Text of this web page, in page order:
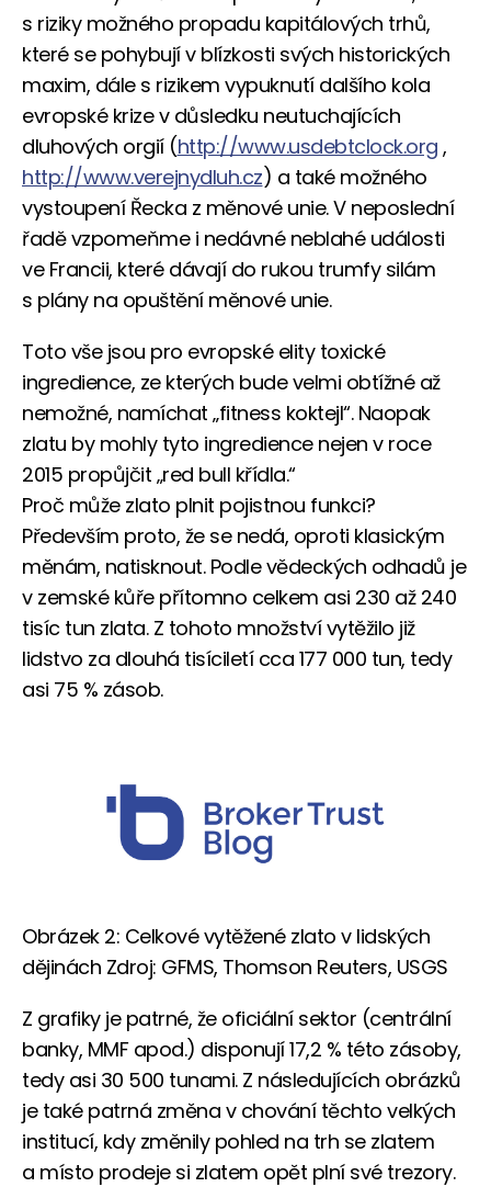
s riziky možného propadu kapitálových trhů,
které se pohybují v blízkosti svých historických
maxim, dále s rizikem vypuknutí dalšího kola
evropské krize v důsledku neutuchajících
dluhových orgií (http://www.usdebtclock.org ,
http://www.verejnydluh.cz) a také možného
vystoupení Řecka z měnové unie. V neposlední
řadě vzpomeňme i nedávné neblahé události
ve Francii, které dávají do rukou trumfy silám
s plány na opuštění měnové unie.
Toto vše jsou pro evropské elity toxické
ingredience, ze kterých bude velmi obtížné až
nemožné, namíchat „fitness koktejl“. Naopak
zlatu by mohly tyto ingredience nejen v roce
2015 propůjčit „red bull křídla.“
Proč může zlato plnit pojistnou funkci?
Především proto, že se nedá, oproti klasickým
měnám, natisknout. Podle vědeckých odhadů je
v zemské kůře přítomno celkem asi 230 až 240
tisíc tun zlata. Z tohoto množství vytěžilo již
lidstvo za dlouhá tisíciletí cca 177 000 tun, tedy
asi 75 % zásob.
Obrázek 2: Celkové vytěžené zlato v lidských
dějinách Zdroj: GFMS, Thomson Reuters, USGS
Z grafiky je patrné, že oficiální sektor (centrální
banky, MMF apod.) disponují 17,2 % této zásoby,
tedy asi 30 500 tunami. Z následujících obrázků
je také patrná změna v chování těchto velkých
institucí, kdy změnily pohled na trh se zlatem
a místo prodeje si zlatem opět plní své trezory.